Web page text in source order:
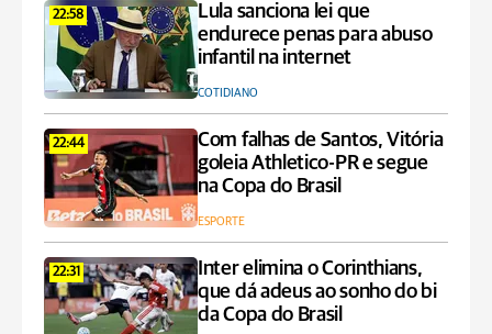
22:58
Lula sanciona lei que
endurece penas para abuso
infantil na internet
COTIDIANO
22:44
Com falhas de Santos, Vitória
goleia Athletico-PR e segue
na Copa do Brasil
ESPORTE
22:31
Inter elimina o Corinthians,
que dá adeus ao sonho do bi
da Copa do Brasil